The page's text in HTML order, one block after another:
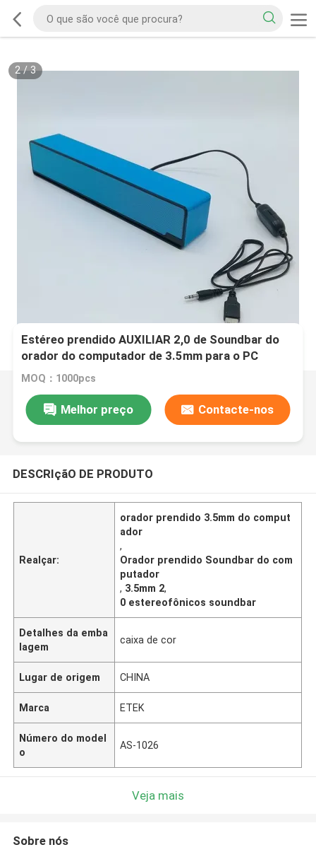
2/3
Estéreo prendido AUXILIAR 2,0 de Soundbar do
orador do computador de 3.5mm para o PC
Labtop
MOQ：1000pcs
Melhor preço Contacte-nos
DESCRIçãO DE PRODUTO
Realçar:
orador prendido 3.5mm do comput
ador
,
Orador prendido Soundbar do com
putador
, 3.5mm 2,
0 estereofônicos soundbar
Detalhes da emba
lagem
caixa de cor
Lugar de origem CHINA
Marca ETEK
Número do model
o
AS-1026
Veja mais
Sobre nós